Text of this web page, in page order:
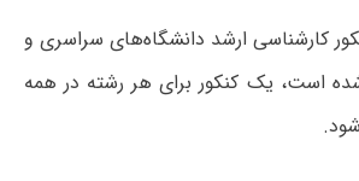
کارشناسی ارشد دانشگاه‌های سراسری و
شده است، یک کنکور برای هر رشته در همه